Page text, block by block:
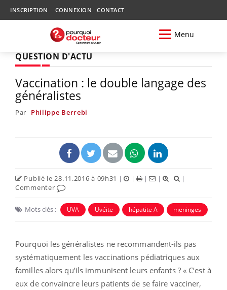
INSCRIPTION CONNEXION CONTACT
Menu
QUESTION D'ACTU
Vaccination : le double langage des
généralistes
Par Philippe Berrebi
Publié le 28.11.2016 à 09h31 | | | |
|
Commenter
Mots clés : UVA Uvéite hépatite A meninges
Pourquoi les généralistes ne recommandent-ils pas
systématiquement les vaccinations pédiatriques aux
familles alors qu’ils immunisent leurs enfants ? « C’est à
eux de convaincre leurs patients de se faire vacciner,